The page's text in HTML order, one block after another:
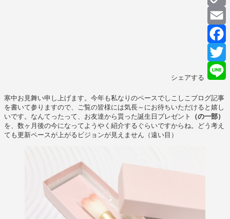
シェアする
寒中お見舞い申し上げます。今年も私なりのペースでしこしこブログ記事
を書いて参りますので、ご覧の皆様には気長～にお待ちいただけると嬉し
いです。なんてったって、お友達から貰った誕生日プレゼント
（の一部）
を、数ヶ月後の今になってようやく紹介するぐらいですからね。どう考え
ても更新ペースが上がるビジョンが見えません（遠い目）